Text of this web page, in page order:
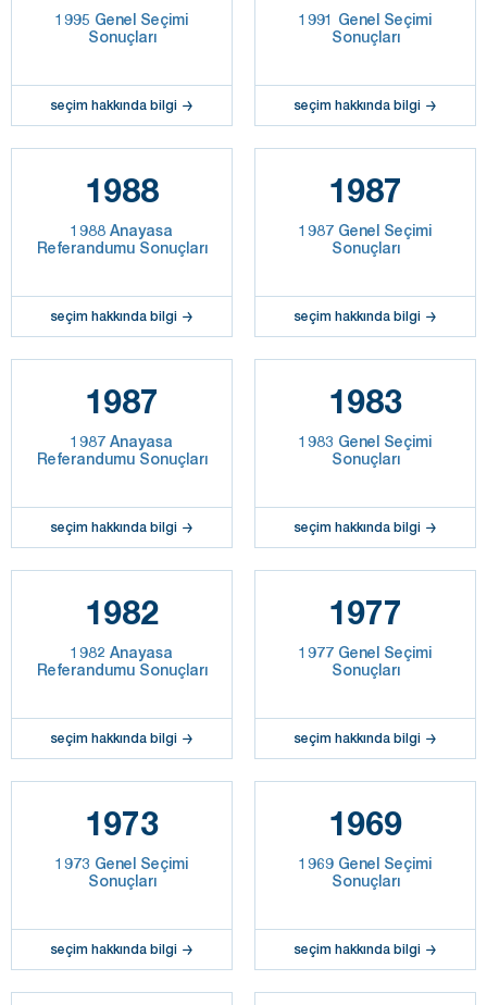
1995 Genel Seçimi
Sonuçları
seçim hakkında bilgi
1991 Genel Seçimi
Sonuçları
seçim hakkında bilgi
1988
1988 Anayasa
Referandumu Sonuçları
seçim hakkında bilgi
1987
1987 Genel Seçimi
Sonuçları
seçim hakkında bilgi
1987
1987 Anayasa
Referandumu Sonuçları
seçim hakkında bilgi
1983
1983 Genel Seçimi
Sonuçları
seçim hakkında bilgi
1982
1982 Anayasa
Referandumu Sonuçları
seçim hakkında bilgi
1977
1977 Genel Seçimi
Sonuçları
seçim hakkında bilgi
1973
1973 Genel Seçimi
Sonuçları
seçim hakkında bilgi
1969
1969 Genel Seçimi
Sonuçları
seçim hakkında bilgi